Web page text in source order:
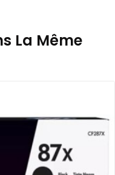
La Même